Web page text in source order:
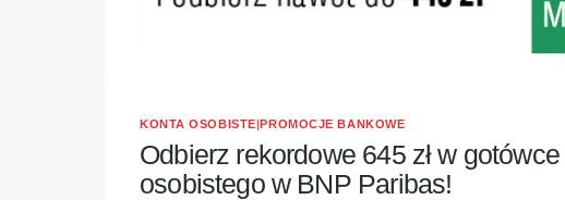
KONTA OSOBISTE|PROMOCJE BANKOWE
Odbierz rekordowe 645 zł w
osobistego w BNP Paribas!